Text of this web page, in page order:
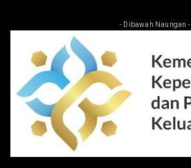
- Dibawah Naungan -